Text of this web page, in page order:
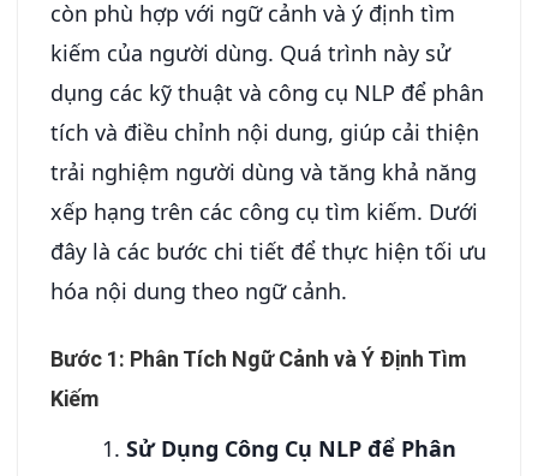
còn phù hợp với ngữ cảnh và ý định tìm
kiếm của người dùng. Quá trình này sử
dụng các kỹ thuật và công cụ NLP để phân
tích và điều chỉnh nội dung, giúp cải thiện
trải nghiệm người dùng và tăng khả năng
xếp hạng trên các công cụ tìm kiếm. Dưới
đây là các bước chi tiết để thực hiện tối ưu
hóa nội dung theo ngữ cảnh.
Bước 1: Phân Tích Ngữ Cảnh và Ý Định Tìm
Kiếm
Sử Dụng Công Cụ NLP để Phân